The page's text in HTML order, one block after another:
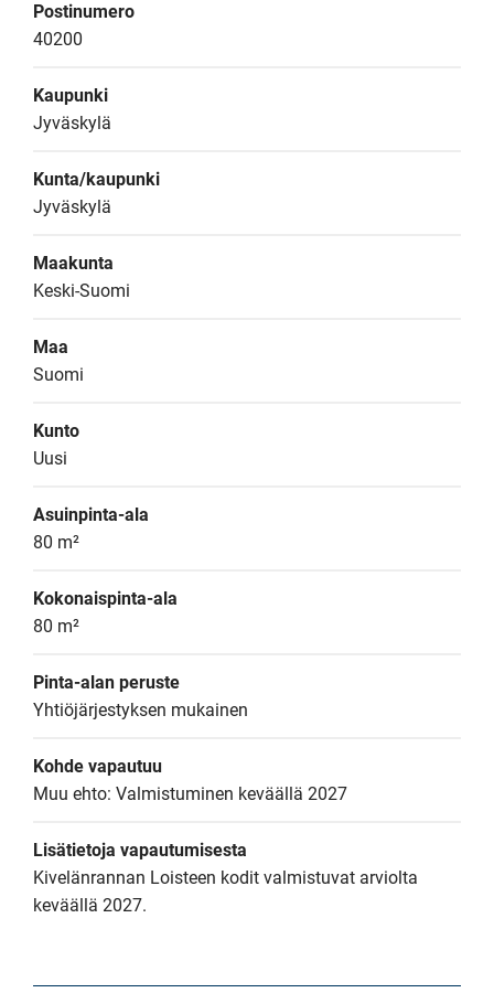
Postinumero
40200
Kaupunki
Jyväskylä
Kunta/kaupunki
Jyväskylä
Maakunta
Keski-Suomi
Maa
Suomi
Kunto
Uusi
Asuinpinta-ala
80 m²
Kokonaispinta-ala
80 m²
Pinta-alan peruste
Yhtiöjärjestyksen mukainen
Kohde vapautuu
Muu ehto: Valmistuminen keväällä 2027
Lisätietoja vapautumisesta
Kivelänrannan Loisteen kodit valmistuvat arviolta
keväällä 2027.